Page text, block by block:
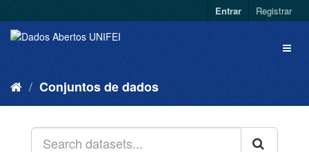
Entrar Registrar
Conjuntos de dados